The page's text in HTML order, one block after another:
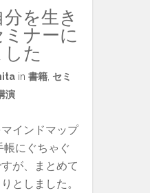
分を生き
ナーに
た
in 書籍 セミ
演
インドマップ
帳にぐちゃぐ
が、まとめて
としました。